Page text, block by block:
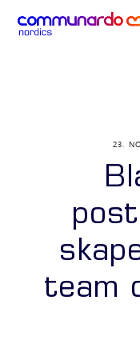
23.
team